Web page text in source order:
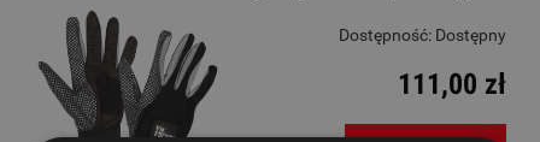
Dostępność: Dostępny
111,00 zł